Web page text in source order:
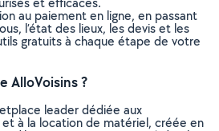
au paiement en ligne, en passant
l’état des lieux, les devis et les
gratuits à chaque étape de votre
AlloVoisins ?
leader dédiée aux
à la location de matériel, créée en